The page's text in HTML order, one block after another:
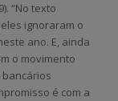
“No texto
ignoraram o
ano. E, ainda
o movimento
é com a